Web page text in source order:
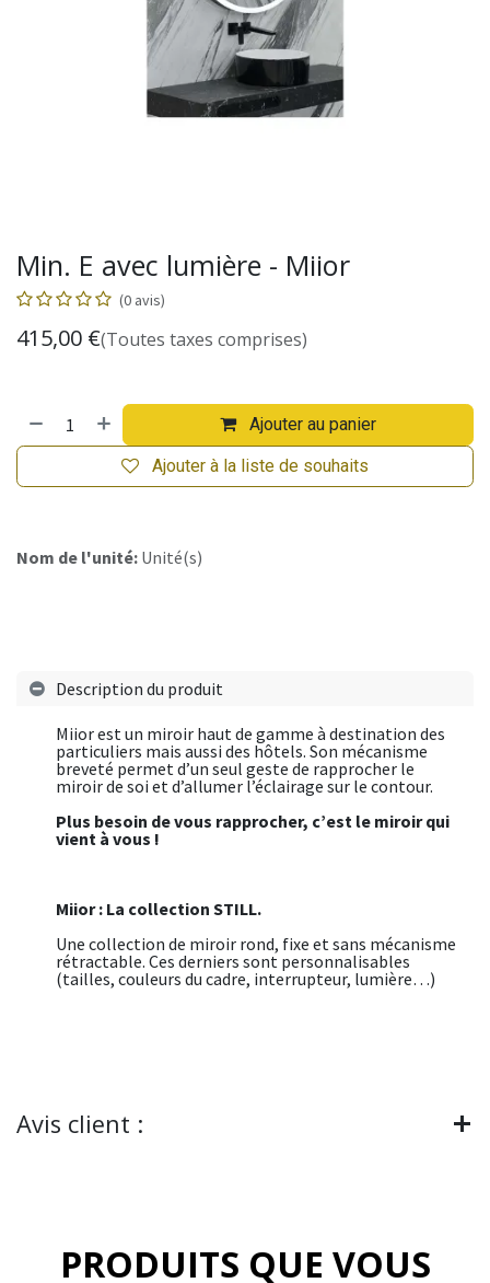
Min. E avec lumière - Miior
(0 avis)
415,00 €(Toutes taxes comprises)
Ajouter au panier
Ajouter à la liste de souhaits
Nom de l'unité: Unité(s)
Description du produit
Miior est un miroir haut de gamme à destination des
particuliers mais aussi des hôtels. Son mécanisme
breveté permet d’un seul geste de rapprocher le
miroir de soi et d’allumer l’éclairage sur le contour.
Plus besoin de vous rapprocher, c’est le miroir qui
vient à vous !
Miior : La collection STILL.
Une collection de miroir rond, fixe et sans mécanisme
rétractable. Ces derniers sont personnalisables
(tailles, couleurs du cadre, interrupteur, lumière…)
Avis client :
PRODUITS QUE VOUS